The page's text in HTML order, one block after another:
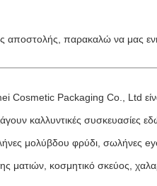
αποστολής, παρακαλώ να μας
Cosmetic Packaging Co., Ltd
καλλυντικές συσκευασίες
μολύβδου φρύδι, σωλήνες
ματιών, κοσμητικό σκεύος,